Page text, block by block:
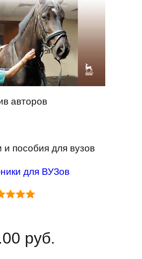
авторов
пособия для вузов
для ВУЗов
руб.